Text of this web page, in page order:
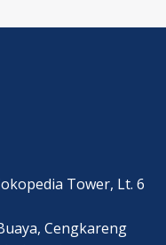
Tower, Lt. 6
Cengkareng